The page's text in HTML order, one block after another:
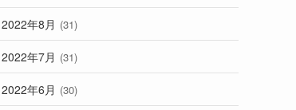
2022年8月 (31)
2022年7月 (31)
2022年6月 (30)